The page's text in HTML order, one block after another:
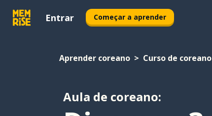
Entrar Começar a aprender
Aprender coreano Curso de coreano
Aula de coreano: